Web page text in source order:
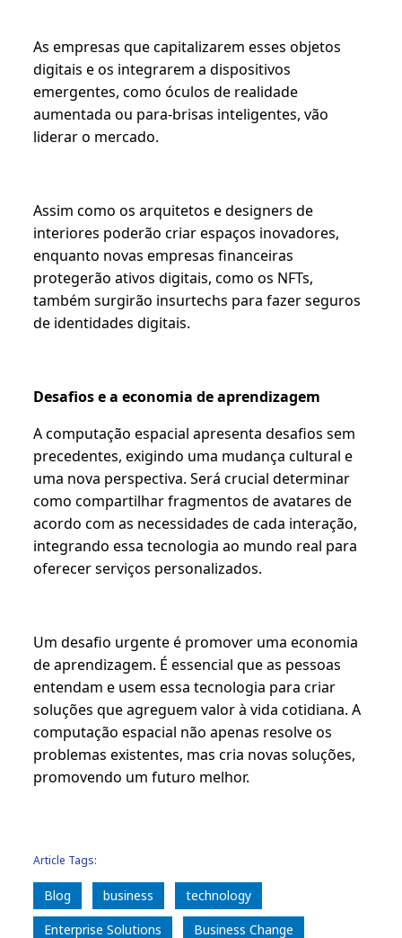
As empresas que capitalizarem esses objetos
digitais e os integrarem a dispositivos
emergentes, como óculos de realidade
aumentada ou para-brisas inteligentes, vão
liderar o mercado.
Assim como os arquitetos e designers de
interiores poderão criar espaços inovadores,
enquanto novas empresas financeiras
protegerão ativos digitais, como os NFTs,
também surgirão insurtechs para fazer seguros
de identidades digitais.
Desafios e a economia de aprendizagem
A computação espacial apresenta desafios sem
precedentes, exigindo uma mudança cultural e
uma nova perspectiva. Será crucial determinar
como compartilhar fragmentos de avatares de
acordo com as necessidades de cada interação,
integrando essa tecnologia ao mundo real para
oferecer serviços personalizados.
Um desafio urgente é promover uma economia
de aprendizagem. É essencial que as pessoas
entendam e usem essa tecnologia para criar
soluções que agreguem valor à vida cotidiana. A
computação espacial não apenas resolve os
problemas existentes, mas cria novas soluções,
promovendo um futuro melhor.
Article Tags:
Blog business
technology
Enterprise Solutions
Business Change